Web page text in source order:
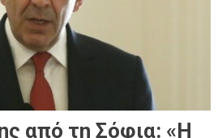
από τη Σόφια: «Η